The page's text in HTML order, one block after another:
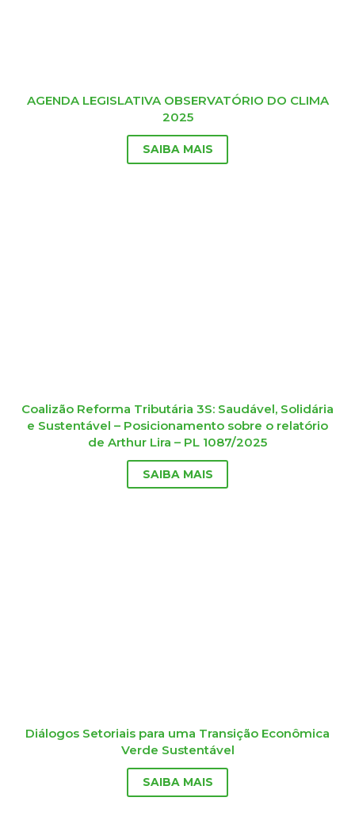
AGENDA LEGISLATIVA OBSERVATÓRIO DO CLIMA
2025
SAIBA MAIS
Coalizão Reforma Tributária 3S: Saudável, Solidária
e Sustentável – Posicionamento sobre o relatório
de Arthur Lira – PL 1087/2025
SAIBA MAIS
Diálogos Setoriais para uma Transição Econômica
Verde Sustentável
SAIBA MAIS